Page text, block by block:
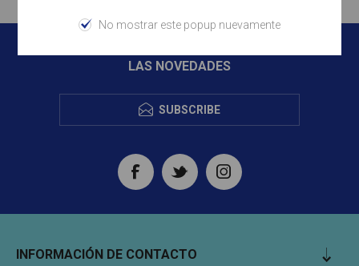
LAS NOVEDADES
SUBSCRIBE
INFORMACIÓN DE CONTACTO
No mostrar este popup nuevamente